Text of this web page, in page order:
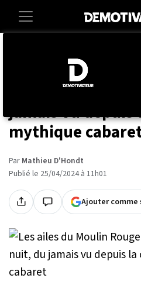
Les ailes du
s'effondrent en
jamais vu depuis
mythique
Par Mathieu D'Hondt
Publié le 25/04/2024 à 11h01
Ajouter comme